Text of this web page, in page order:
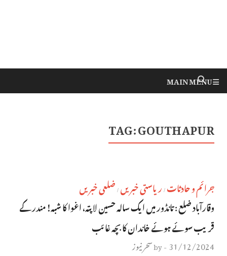
MAIN MENU
TAG:GOUTHAPUR
جرائم و حادثات / ریاستی خبریں / ضلعی خبریں
وقارآباد ضلع : تانڈور میں ایک سالہ حسین لاپتہ، اغوا کا شبہ! مندر کے
قریب سوئے ہوئے خاندان کا بچہ غائب
31/12/2024
-
byسحر نیوز